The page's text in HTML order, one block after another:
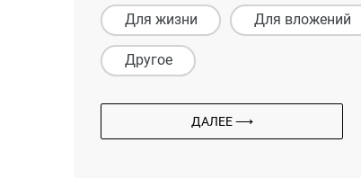
Для жизни Для вложений
Другое
ДАЛЕЕ ⟶